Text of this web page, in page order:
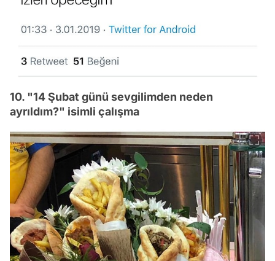
10. "14 Şubat günü sevgilimden neden
ayrıldım?" isimli çalışma